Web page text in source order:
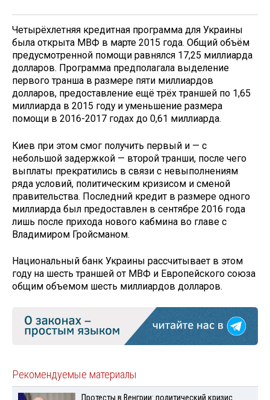
Четырёхлетняя кредитная программа для Украины
была открыта МВФ в марте 2015 года. Общий объём
предусмотренной помощи равнялся 17,25 миллиарда
долларов. Программа предполагала выделение
первого транша в размере пяти миллиардов
долларов, предоставление ещё трёх траншей по 1,65
миллиарда в 2015 году и уменьшение размера
помощи в 2016-2017 годах до 0,61 миллиарда.
Киев при этом смог получить первый и — с
небольшой задержкой — второй транши, после чего
выплаты прекратились в связи с невыполнениям
ряда условий, политическим кризисом и сменой
правительства. Последний кредит в размере одного
миллиарда был предоставлен в сентябре 2016 года
лишь после прихода нового кабмина во главе с
Владимиром Гройсманом.
Национальный банк Украины рассчитывает в этом
году на шесть траншей от МВФ и Европейского союза
общим объемом шесть миллиардов долларов.
Рекомендуемые материалы
Протесты в Венгрии: политический кризис